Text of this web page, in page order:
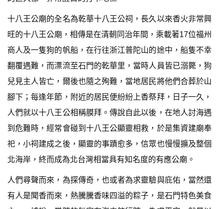
十八王公廟的全名為乾華十八王公祠，長久以來香火非常興
旺的十八王公廟，相傳是在清朝同治年間，乘載著17位福州
商人及一隻狗的帆船，在行往浙江普陀山的途中，船隻不幸
翻覆遇難，而漂流至石門的乾華里，當時人員皆已溺斃，狗
兒見主人皆亡，爾後也隨之殉難，當地居民將他們合葬於山
腳下；每逢年節，附近的居民便紛紛上香祭拜，日子一久，
人們就以十八王公相稱膜拜。傳說自此以後，在地人討海遇
到危難時，經常會碰到十八王公顯靈相救，於是集資建廟奉
祀，小祠建成之後，顯靈的事蹟愈多，信眾也慢慢擴及整個
北海岸，終而成為北台灣相當具有知名度的有應公廟。
人們尋聲而來，為探傳奇，也或者為求靈驗與庇佑，當然還
有人是聞香而來，熱騰騰香味四溢的粽子，是石門特色美食